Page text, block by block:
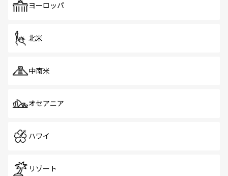
で、ホーカーズは地元の風情を楽しめる外せないスポット
ヨーロッパ
北米
中南米
オセアニア
ハワイ
リゾート